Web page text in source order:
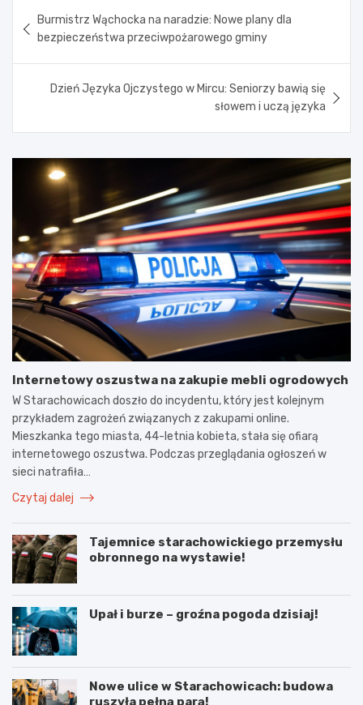
wpisu
Burmistrz Wąchocka na naradzie: Nowe plany dla
bezpieczeństwa przeciwpożarowego gminy
Dzień Języka Ojczystego w Mircu: Seniorzy bawią się
słowem i uczą języka
Internetowy oszustwa na zakupie mebli ogrodowych
W Starachowicach doszło do incydentu, który jest kolejnym
przykładem zagrożeń związanych z zakupami online.
Mieszkanka tego miasta, 44-letnia kobieta, stała się ofiarą
internetowego oszustwa. Podczas przeglądania ogłoszeń w
sieci natrafiła…
Czytaj dalej
Tajemnice starachowickiego przemysłu
obronnego na wystawie!
Upał i burze – groźna pogoda dzisiaj!
Nowe ulice w Starachowicach: budowa
ruszyła pełną parą!